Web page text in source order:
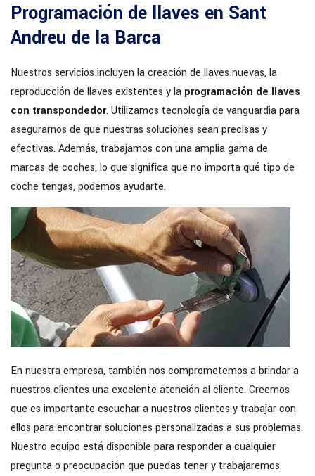
Programación de llaves en Sant
Andreu de la Barca
Nuestros servicios incluyen la creación de llaves nuevas, la
reproducción de llaves existentes y la programación de llaves
con transpondedor. Utilizamos tecnología de vanguardia para
asegurarnos de que nuestras soluciones sean precisas y
efectivas. Además, trabajamos con una amplia gama de
marcas de coches, lo que significa que no importa qué tipo de
coche tengas, podemos ayudarte.
En nuestra empresa, también nos comprometemos a brindar a
nuestros clientes una excelente atención al cliente. Creemos
que es importante escuchar a nuestros clientes y trabajar con
ellos para encontrar soluciones personalizadas a sus problemas.
Nuestro equipo está disponible para responder a cualquier
pregunta o preocupación que puedas tener y trabajaremos